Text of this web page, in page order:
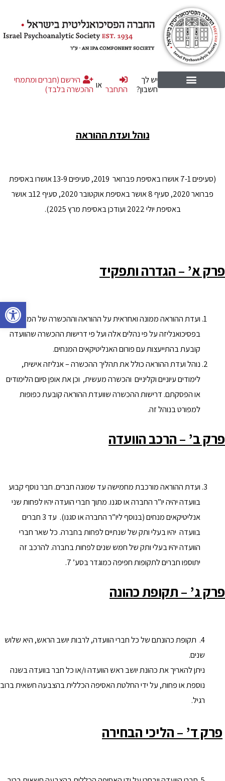
פתח
יש לך
חשבון?
התחבר או
הירשם (חברים ומתמחי
ההכשרה בלבד)
נוהל ועדת ההוראה
(סעיפים 7-1 אושרו באסיפת פברואר 2019, סעיפים 13-9 אושרו באסיפת
פברואר 2020, סעיף 8 אושר באסיפת אוקטובר 2020, סעיף 12ב אושר
באסיפת יולי 2022 ועודכן באסיפת מרץ 2025).
פרק א’ – הגדרה ותפקיד
ועדת ההוראה ממונה ואחראית על ההוראה וההכשרה של המתמחים
בפסיכואנליזה על פי נהלים אלה ועל פי דרישות ההכשרה שהוועדה
קובעת בהתייעצות עם פורום האנליטיקאים המנחים.
נוהל ועדת ההוראה כולל את תהליך ההכשרה – אנליזה אישית,
לימודים עיוניים וקליניים והכשרה מעשית, וכן את אופן סיום הלימודים
או הפסקתם. דרישות ההכשרה שוועדת ההוראה קובעת כפופות
למפורט בנוהל זה.
פרק ב’ – הרכב הוועדה
ועדת ההוראה מורכבת מחמישה עד שמונה חברים. חבר נוסף קבוע
בוועדה יהיה יו”ר החברה או סגנו. מתוך חברי הועדה יהיו לפחות שני
אנליטיקאים מנחים (בנוסף ליו”ר החברה או סגנו). עד 3 חברים
בוועדה יהיו בעלי ותק של שנתיים לפחות בחברה. כל שאר חברי
הוועדה יהיו בעלי ותק של חמש שנים לפחות בחברה. להרכב זה
יתוספו חברים לתקופות חפיפה כמוגדר בסע’ 7.
פרק ג’ – תקופת כהונה
4. תקופת כהונתם של כל חברי הוועדה, לרבות יושב הראש, היא שלוש
שנים.
ניתן להאריך את כהונת יושב ראש הוועדה ו/או כל חבר בוועדה בשנה
נוספת או פחות, על ידי החלטת האסיפה הכללית בהצבעה חשאית ברוב
רגיל.
פרק ד’ –הליכי הבחירה